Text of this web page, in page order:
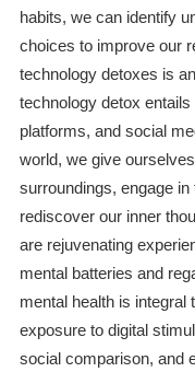
habits, we can identify
choices to improve our
technology detoxes is
technology detox
platforms, and social
world, we give
surroundings, engage
rediscover our inner
are rejuvenating
mental batteries and
mental health is integral
exposure to digital
social comparison, and